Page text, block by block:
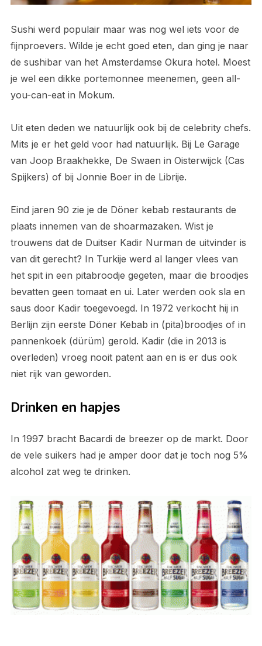
Sushi werd populair maar was nog wel iets voor de
fijnproevers. Wilde je echt goed eten, dan ging je naar
de sushibar van het Amsterdamse Okura hotel. Moest
je wel een dikke portemonnee meenemen, geen all-
you-can-eat in Mokum.
Uit eten deden we natuurlijk ook bij de celebrity chefs.
Mits je er het geld voor had natuurlijk. Bij Le Garage
van Joop Braakhekke, De Swaen in Oisterwijck (Cas
Spijkers) of bij Jonnie Boer in de Librije.
Eind jaren 90 zie je de Döner kebab restaurants de
plaats innemen van de shoarmazaken. Wist je
trouwens dat de Duitser Kadir Nurman de uitvinder is
van dit gerecht? In Turkije werd al langer vlees van
het spit in een pitabroodje gegeten, maar die broodjes
bevatten geen tomaat en ui. Later werden ook sla en
saus door Kadir toegevoegd. In 1972 verkocht hij in
Berlijn zijn eerste Döner Kebab in (pita)broodjes of in
pannenkoek (dürüm) gerold. Kadir (die in 2013 is
overleden) vroeg nooit patent aan en is er dus ook
niet rijk van geworden.
Drinken en hapjes
In 1997 bracht Bacardi de breezer op de markt. Door
de vele suikers had je amper door dat je toch nog 5%
alcohol zat weg te drinken.